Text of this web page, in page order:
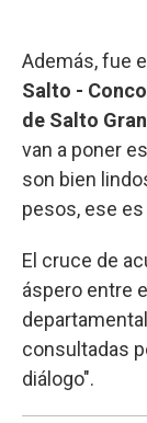
Además, fue
Salto -
de Salto
van a poner
son bien
pesos, ese
El cruce de
áspero entre
consultadas
diálogo".